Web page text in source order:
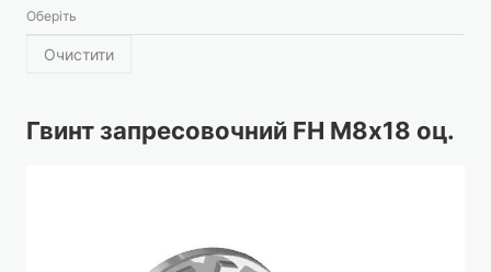
Оберіть
Очистити
Гвинт запресовочний FH М8х18 оц.